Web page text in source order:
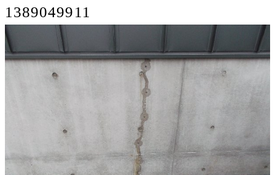
1389049911